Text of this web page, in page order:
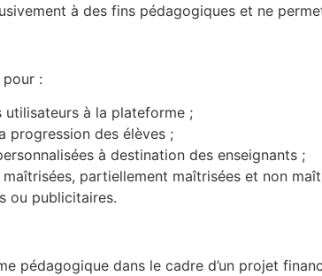
à des fins pédagogiques et ne
:
utilisateurs à la plateforme ;
progression des élèves ;
à destination des enseignants ;
partiellement maîtrisées et non
ou publicitaires.
pédagogique dans le cadre d’un projet